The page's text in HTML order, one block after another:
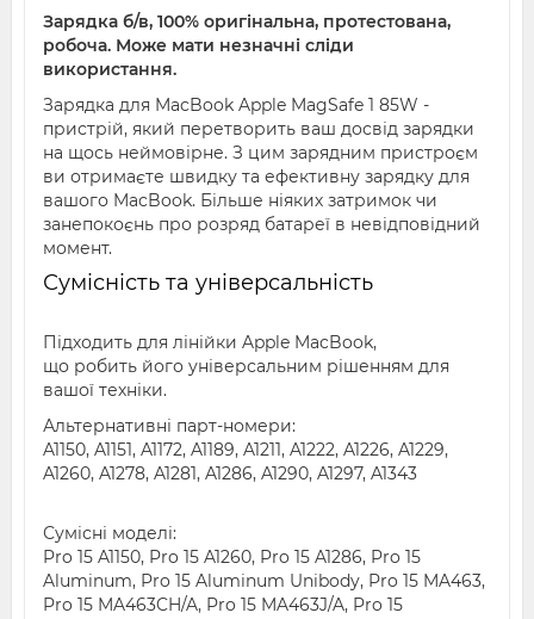
Зарядка б/в, 100% оригінальна, протестована,
робоча. Може мати незначні сліди
використання.
Зарядка для MacBook Apple MagSafe 1 85W -
пристрій, який перетворить ваш досвід зарядки
на щось неймовірне. З цим зарядним пристроєм
ви отримаєте швидку та ефективну зарядку для
вашого MacBook. Більше ніяких затримок чи
занепокоєнь про розряд батареї в невідповідний
момент.
Сумісність та універсальність
Підходить для лінійки Apple MacBook,
що робить його універсальним рішенням для
вашої техніки.
Альтернативні парт-номери:
A1150, A1151, A1172, A1189, A1211, A1222, A1226, A1229,
A1260, A1278, A1281, A1286, A1290, A1297, A1343
Сумісні моделі:
Pro 15 A1150, Pro 15 A1260, Pro 15 A1286, Pro 15
Aluminum, Pro 15 Aluminum Unibody, Pro 15 MA463,
Pro 15 MA463CH/A, Pro 15 MA463J/A, Pro 15